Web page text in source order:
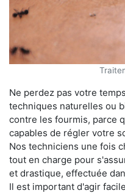
Ne perdez pas votre
techniques naturelles ou
contre les fourmis, parce
capables de régler votre
Nos techniciens une fois
tout en charge pour
et drastique, effectuée
Il est important d'agir